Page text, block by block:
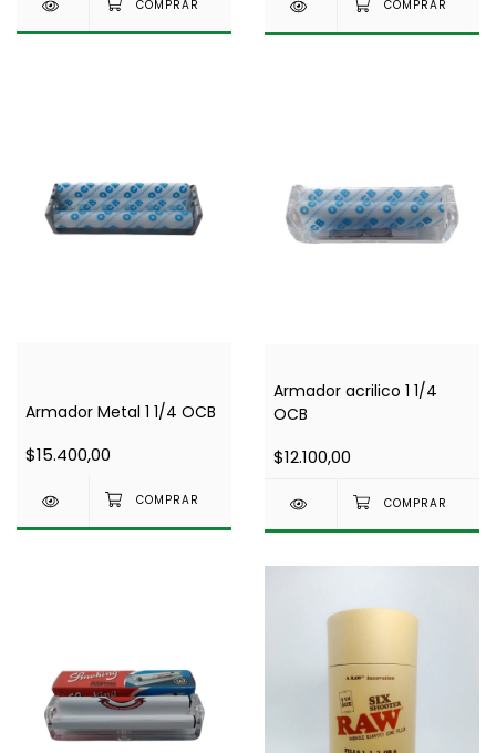
Armador Metal 1 1/4 OCB
$15.400,00
Armador acrilico 1 1/4
OCB
$12.100,00